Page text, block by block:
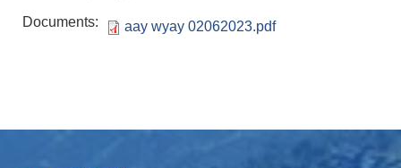
Documents: aay wyay 02062023.pdf